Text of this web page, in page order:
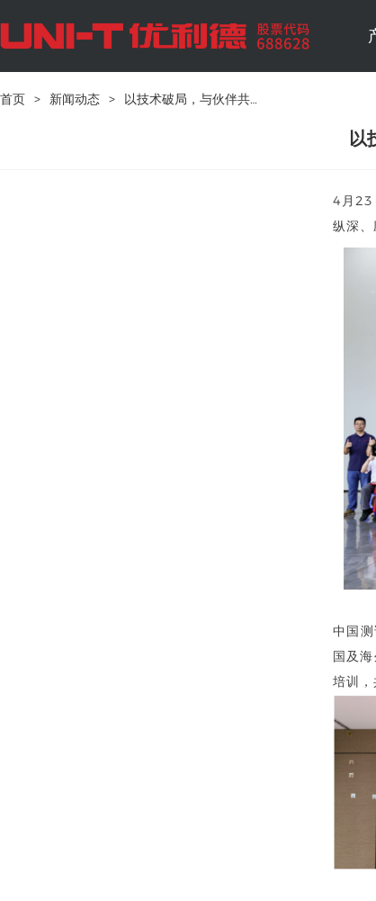
首页 > 新闻动态 > 以技术破局，与伙伴共赢 | 2026年优利德测试仪器春季产品培训会圆满结束
以
4月23
纵深
中国
国及
培训，